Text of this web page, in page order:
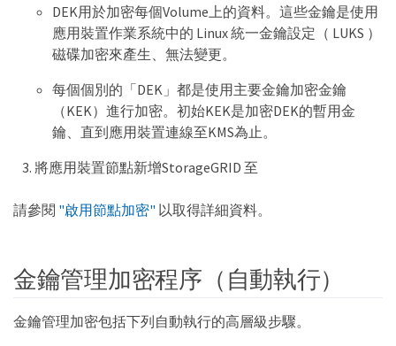
DEK用於加密每個Volume上的資料。這些金鑰是使用
應用裝置作業系統中的 Linux 統一金鑰設定（ LUKS ）
磁碟加密來產生、無法變更。
每個個別的「DEK」都是使用主要金鑰加密金鑰
（KEK）進行加密。初始KEK是加密DEK的暫用金
鑰、直到應用裝置連線至KMS為止。
將應用裝置節點新增StorageGRID 至
請參閱 "啟用節點加密" 以取得詳細資料。
金鑰管理加密程序（自動執行）
金鑰管理加密包括下列自動執行的高層級步驟。